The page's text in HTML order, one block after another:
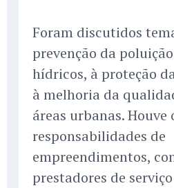
Foram discutidos
prevenção da
hídricos, à proteção
à melhoria da
áreas urbanas. Houve
responsabilidades de
empreendimentos,
prestadores de